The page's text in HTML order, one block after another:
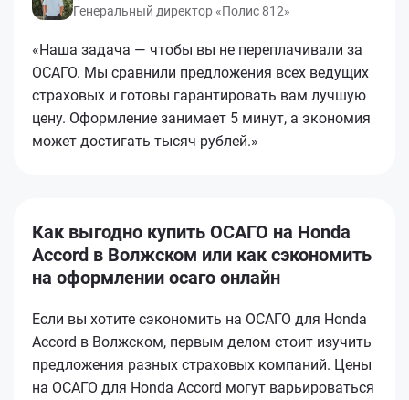
Генеральный директор «Полис 812»
«Наша задача — чтобы вы не переплачивали за
ОСАГО. Мы сравнили предложения всех ведущих
страховых и готовы гарантировать вам лучшую
цену. Оформление занимает 5 минут, а экономия
может достигать тысяч рублей.»
Как выгодно купить ОСАГО на Honda
Accord в Волжском или как сэкономить
на оформлении осаго онлайн
Если вы хотите сэкономить на ОСАГО для Honda
Accord в Волжском, первым делом стоит изучить
предложения разных страховых компаний. Цены
на ОСАГО для Honda Accord могут варьироваться